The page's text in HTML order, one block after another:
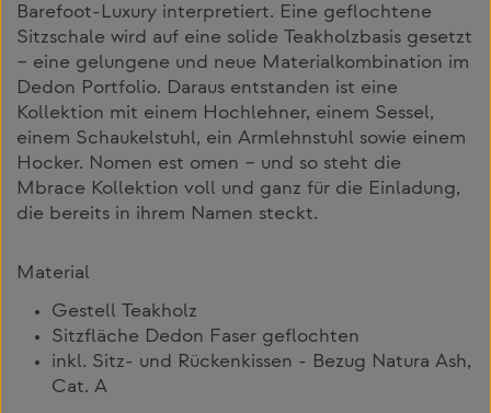
Barefoot-Luxury interpretiert. Eine geflochtene
Sitzschale wird auf eine solide Teakholzbasis gesetzt
– eine gelungene und neue Materialkombination im
Dedon Portfolio. Daraus entstanden ist eine
Kollektion mit einem Hochlehner, einem Sessel,
einem Schaukelstuhl, ein Armlehnstuhl sowie einem
Hocker. Nomen est omen – und so steht die
Mbrace Kollektion voll und ganz für die Einladung,
die bereits in ihrem Namen steckt.
Material
Gestell Teakholz
Sitzfläche Dedon Faser geflochten
inkl. Sitz- und Rückenkissen - Bezug Natura Ash,
Cat. A